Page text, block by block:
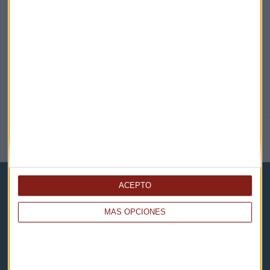
MÁS OPCIONES
ACEPTO
NOTICIAS RELACIONADAS